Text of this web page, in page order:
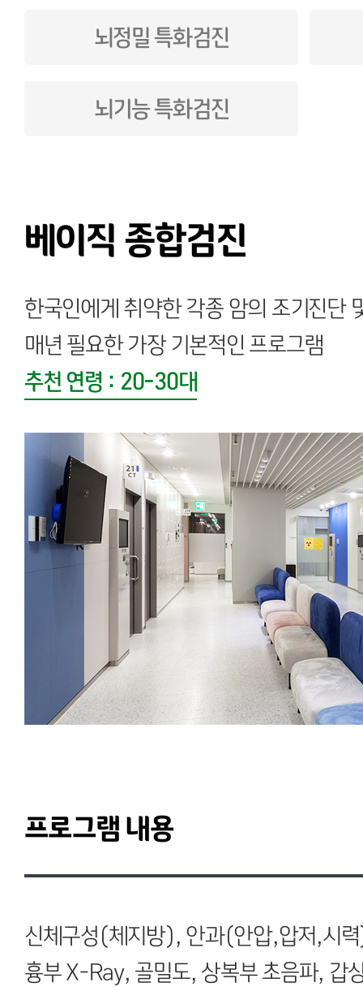
뇌정밀 특화검진
뇌기능 특화검진
베이직 종합검진
한국인에게 취약한 각종 암의 조기진단
매년 필요한 가장 기본적인 프로그램
추천 연령 : 20-30대
프로그램 내용
신체구성(체지방), 안과(안압,압저,시
흉부 X-Ray, 골밀도, 상복부 초음파, 갑